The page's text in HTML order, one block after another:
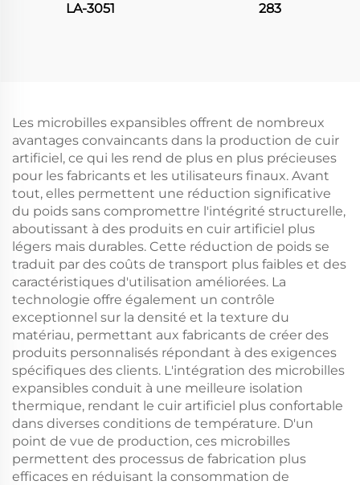
LA-3051
283
Les microbilles expansibles offrent de nombreux
avantages convaincants dans la production de cuir
artificiel, ce qui les rend de plus en plus précieuses
pour les fabricants et les utilisateurs finaux. Avant
tout, elles permettent une réduction significative
du poids sans compromettre l'intégrité structurelle,
aboutissant à des produits en cuir artificiel plus
légers mais durables. Cette réduction de poids se
traduit par des coûts de transport plus faibles et des
caractéristiques d'utilisation améliorées. La
technologie offre également un contrôle
exceptionnel sur la densité et la texture du
matériau, permettant aux fabricants de créer des
produits personnalisés répondant à des exigences
spécifiques des clients. L'intégration des microbilles
expansibles conduit à une meilleure isolation
thermique, rendant le cuir artificiel plus confortable
dans diverses conditions de température. D'un
point de vue de production, ces microbilles
permettent des processus de fabrication plus
efficaces en réduisant la consommation de